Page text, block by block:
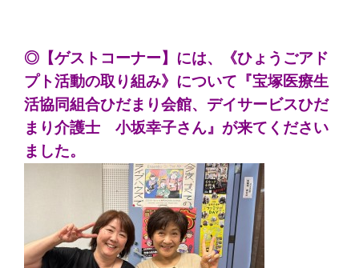
◎【ゲストコーナー】には、《ひょうごアド
プト活動の取り組み》について『宝塚医療生
活協同組合ひだまり会館、デイサービスひだ
まり介護士 小坂幸子さん』が来てください
ました。